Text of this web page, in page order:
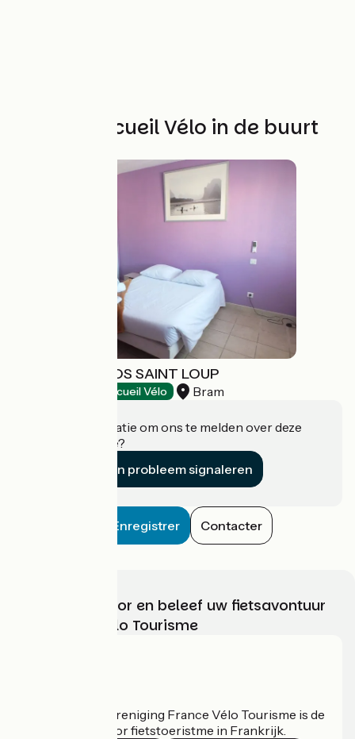
Andere Accueil Vélo in de buurt
HÔTEL - LE CLOS SAINT LOUP
Accueil Vélo Bram
Heeft u informatie om ons te melden over deze
accommodatie?
Een probleem signaleren
Enregistrer Contacter
Kies, bereid voor en beleef uw fietsavontuur
met France Vélo Tourisme
De nationale vereniging France Vélo Tourisme is de
officiële gids voor fietstoeristme in Frankrijk.